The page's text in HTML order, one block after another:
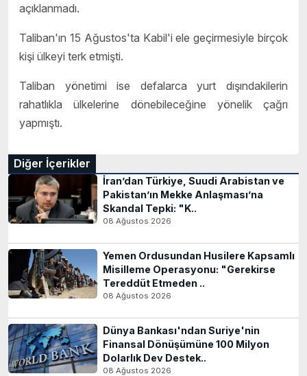
açıklanmadı.
Taliban'ın 15 Ağustos'ta Kabil'i ele geçirmesiyle birçok
kişi ülkeyi terk etmişti.
Taliban yönetimi ise defalarca yurt dışındakilerin
rahatlıkla ülkelerine dönebileceğine yönelik çağrı
yapmıştı.
Diğer İçerikler
İran’dan Türkiye, Suudi Arabistan ve
Pakistan’ın Mekke Anlaşması’na
Skandal Tepki: "K..
08 Ağustos 2026
Yemen Ordusundan Husilere Kapsamlı
Misilleme Operasyonu: "Gerekirse
Tereddüt Etmeden ..
08 Ağustos 2026
Dünya Bankası'ndan Suriye'nin
Finansal Dönüşümüne 100 Milyon
Dolarlık Dev Destek..
08 Ağustos 2026